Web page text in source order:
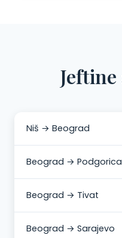
Niš → Beograd
Beograd → Podgorica
Beograd → Tivat
Beograd → Sarajevo